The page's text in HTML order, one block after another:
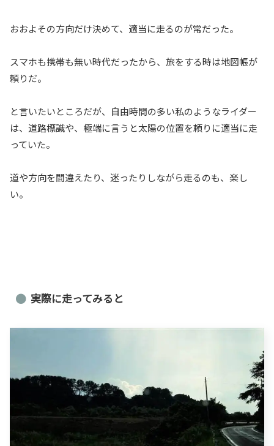
おおよその方向だけ決めて、適当に走るのが常だった。
スマホも携帯も無い時代だったから、旅をする時は地図帳が
頼りだ。
と言いたいところだが、自由時間の多い私のようなライダー
は、道路標識や、極端に言うと太陽の位置を頼りに適当に走
っていた。
道や方向を間違えたり、迷ったりしながら走るのも、楽し
い。
実際に走ってみると